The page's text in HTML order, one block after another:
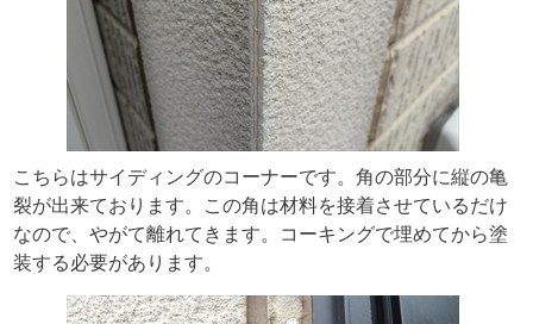
こちらはサイディングのコーナーです。角の部分に縦の亀
裂が出来ております。この角は材料を接着させているだけ
なので、やがて離れてきます。コーキングで埋めてから塗
装する必要があります。